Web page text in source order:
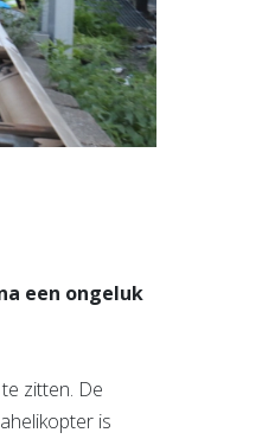
een ongeluk
zitten. De
is